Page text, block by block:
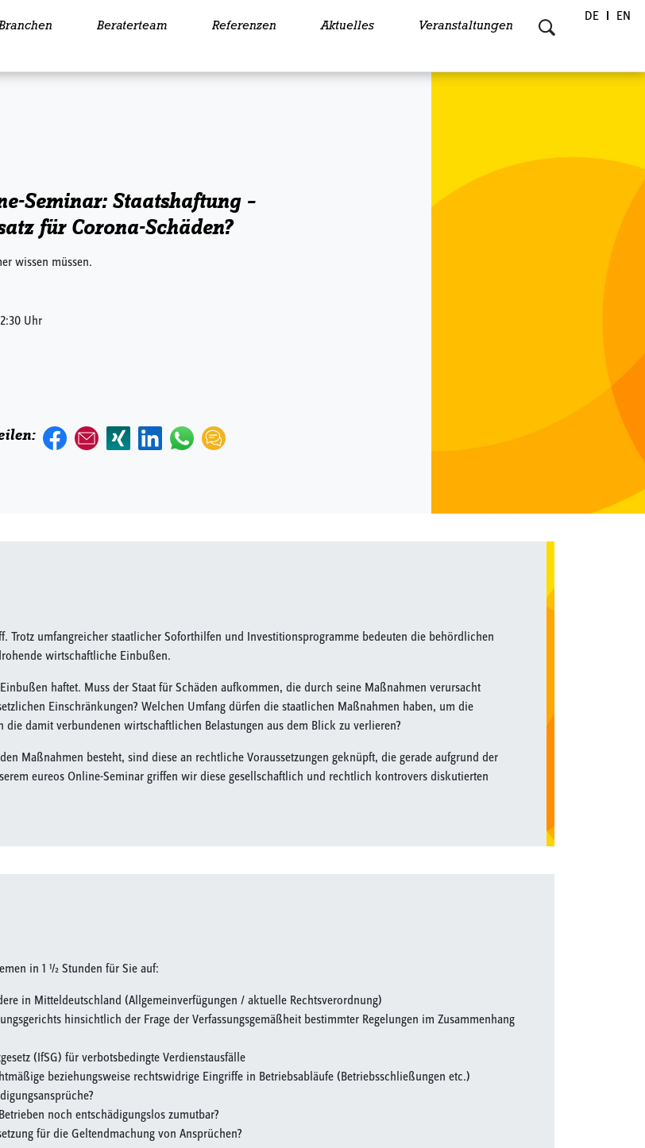
Beraterteam Referenzen Aktuelles
Veranstaltungen
DE EN
Seminar: Staatshaftung –
für Corona-Schäden?
wissen müssen.
Uhr
Trotz umfangreicher staatlicher Soforthilfen und Investitionsprogramme bedeuten die behördlichen
wirtschaftliche Einbußen.
haftet. Muss der Staat für Schäden aufkommen, die durch seine Maßnahmen verursacht
Einschränkungen? Welchen Umfang dürfen die staatlichen Maßnahmen haben, um die
damit verbundenen wirtschaftlichen Belastungen aus dem Blick zu verlieren?
Maßnahmen besteht, sind diese an rechtliche Voraussetzungen geknüpft, die gerade aufgrund der
eureos Online-Seminar griffen wir diese gesellschaftlich und rechtlich kontrovers diskutierten
in 1 ½ Stunden für Sie auf:
in Mitteldeutschland (Allgemeinverfügungen / aktuelle Rechtsverordnung)
hinsichtlich der Frage der Verfassungsgemäßheit bestimmter Regelungen im Zusammenhang
(IfSG) für verbotsbedingte Verdienstausfälle
beziehungsweise rechtswidrige Eingriffe in Betriebsabläufe (Betriebsschließungen etc.)
noch entschädigungslos zumutbar?
für die Geltendmachung von Ansprüchen?